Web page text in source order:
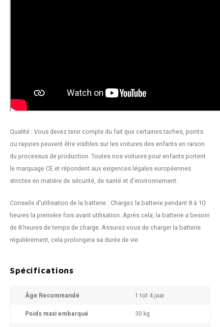
Qualité : Vous devez tenir compte du fait que certaines taches, points
ou rayures peuvent être visibles sur les voitures des enfants en raison
du processus de production. Toutes nos voitures pour enfants portent
le marquage CE et répondent aux exigences légales européennes
strictes en matière de sécurité, de santé et d'environnement.
Conseils d'utilisation de la batterie : Chargez la batterie pendant 8 à 10
heures la première fois avant utilisation. Après cela, la batterie a besoin
de 8 heures de temps de charge. Assurez-vous de charger la batterie
régulièrement, cela prolongera sa durée de vie.
Spécifications
Âge Recommandé 1 tot 4 jaar
Poids maxi embarqué 30 kg